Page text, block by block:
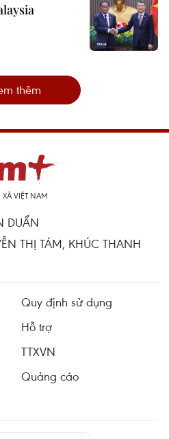
thêm
VIỆT NAM
DUẨN
THỊ TÁM, KHÚC THANH
Quy định sử dụng
Hỗ trợ
TTXVN
Quảng cáo